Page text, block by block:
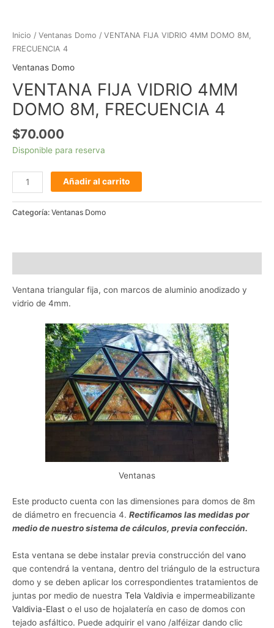
Inicio / Ventanas Domo / VENTANA FIJA VIDRIO 4MM DOMO 8M,
FRECUENCIA 4
Ventanas Domo
VENTANA FIJA VIDRIO 4MM
DOMO 8M, FRECUENCIA 4
$70.000
Disponible para reserva
Añadir al carrito
Categoría: Ventanas Domo
Ventana triangular fija, con marcos de aluminio anodizado y
vidrio de 4mm.
Ventanas
Este producto cuenta con las dimensiones para domos de 8m
de diámetro en frecuencia 4. Rectificamos las medidas por
medio de nuestro sistema de cálculos, previa confección.
Esta ventana se debe instalar previa construcción del vano
que contendrá la ventana, dentro del triángulo de la estructura
domo y se deben aplicar los correspondientes tratamientos de
juntas por medio de nuestra Tela Valdivia e impermeabilizante
Valdivia-Elast o el uso de hojalatería en caso de domos con
tejado asfáltico. Puede adquirir el vano /alféizar dando clic